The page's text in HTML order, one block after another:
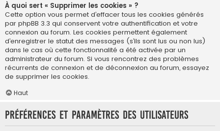
À quoi sert « Supprimer les cookies » ?
Cette option vous permet d’effacer tous les cookies générés
par phpBB 3.3 qui conservent votre authentification et votre
connexion au forum. Les cookies permettent également
d’enregistrer le statut des messages (s’ils sont lus ou non lus)
dans le cas où cette fonctionnalité a été activée par un
administrateur du forum. Si vous rencontrez des problèmes
récurrents de connexion et de déconnexion au forum, essayez
de supprimer les cookies.
Haut
Préférences et paramètres des utilisateurs